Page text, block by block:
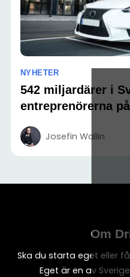
NYHETER
542 miljardärer i
entreprenörerna
Josefin Wallin
Om
Ska du starta eget eller
Eget är en av